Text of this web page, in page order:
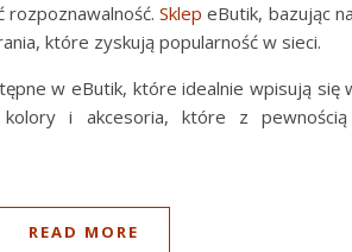
rozpoznawalność.Sklep eButik, bazując
które zyskują popularność w sieci.
w eButik, które idealnie wpisują się
i akcesoria, które z
READ MORE